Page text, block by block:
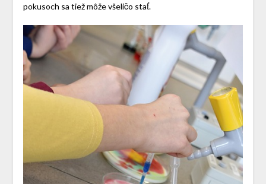
pokusoch sa tiež môže všeličo stať.